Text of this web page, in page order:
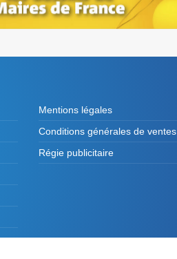
Mentions légales
Conditions générales de ventes
Régie publicitaire